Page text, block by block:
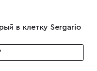
в клетку Sergario